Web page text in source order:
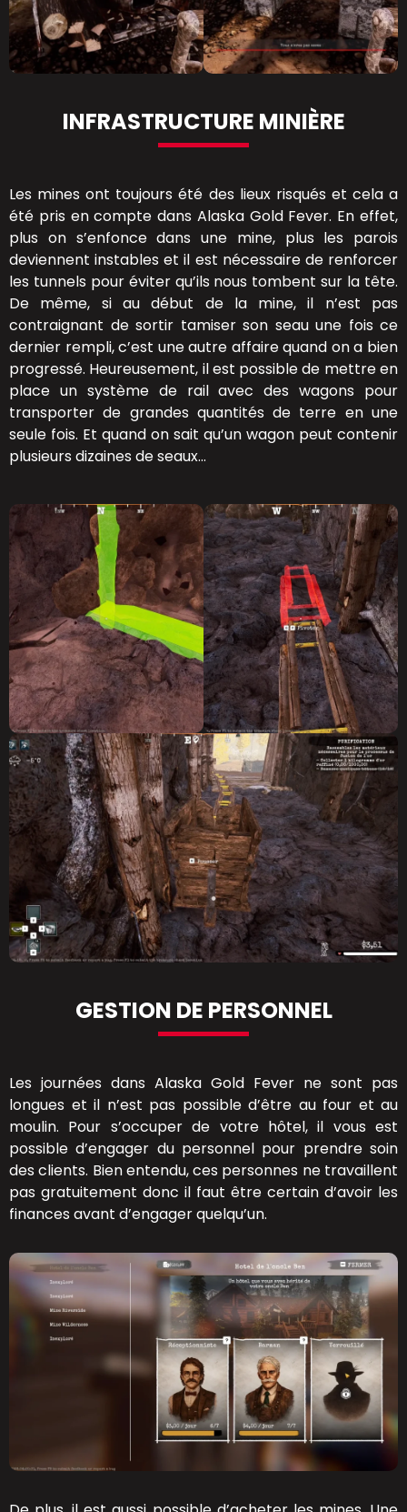
INFRASTRUCTURE MINIÈRE
Les mines ont toujours été des lieux risqués et cela a
été pris en compte dans Alaska Gold Fever. En effet,
plus on s’enfonce dans une mine, plus les parois
deviennent instables et il est nécessaire de renforcer
les tunnels pour éviter qu’ils nous tombent sur la tête.
De même, si au début de la mine, il n’est pas
contraignant de sortir tamiser son seau une fois ce
dernier rempli, c’est une autre affaire quand on a bien
progressé. Heureusement, il est possible de mettre en
place un système de rail avec des wagons pour
transporter de grandes quantités de terre en une
seule fois. Et quand on sait qu’un wagon peut contenir
plusieurs dizaines de seaux…
GESTION DE PERSONNEL
Les journées dans Alaska Gold Fever ne sont pas
longues et il n’est pas possible d’être au four et au
moulin. Pour s’occuper de votre hôtel, il vous est
possible d’engager du personnel pour prendre soin
des clients. Bien entendu, ces personnes ne travaillent
pas gratuitement donc il faut être certain d’avoir les
finances avant d’engager quelqu’un.